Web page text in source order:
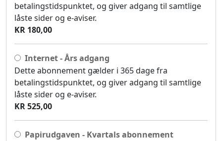
betalingstidspunktet, og giver adgang til samtlige
låste sider og e-aviser.
KR 180,00
Internet - Års adgang
Dette abonnement gælder i 365 dage fra
betalingstidspunktet, og giver adgang til samtlige
låste sider og e-aviser.
KR 525,00
Papirudgaven - Kvartals abonnement